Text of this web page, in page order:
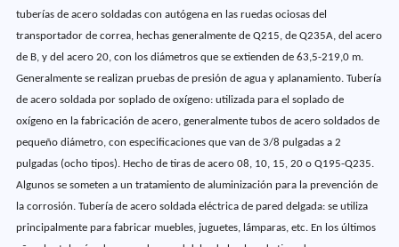
tuberías de acero soldadas con autógena en las ruedas ociosas del
transportador de correa, hechas generalmente de Q215, de Q235A, del acero
de B, y del acero 20, con los diámetros que se extienden de 63,5-219,0 m.
Generalmente se realizan pruebas de presión de agua y aplanamiento. Tubería
de acero soldada por soplado de oxígeno: utilizada para el soplado de
oxígeno en la fabricación de acero, generalmente tubos de acero soldados de
pequeño diámetro, con especificaciones que van de 3/8 pulgadas a 2
pulgadas (ocho tipos). Hecho de tiras de acero 08, 10, 15, 20 o Q195-Q235.
Algunos se someten a un tratamiento de aluminización para la prevención de
la corrosión. Tubería de acero soldada eléctrica de pared delgada: se utiliza
principalmente para fabricar muebles, juguetes, lámparas, etc. En los últimos